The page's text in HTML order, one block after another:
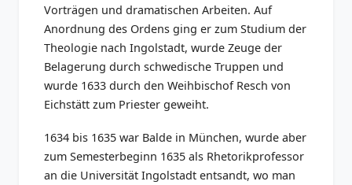
Vorträgen und dramatischen Arbeiten. Auf
Anordnung des Ordens ging er zum Studium der
Theologie nach Ingolstadt, wurde Zeuge der
Belagerung durch schwedische Truppen und
wurde 1633 durch den Weihbischof Resch von
Eichstätt zum Priester geweiht.
1634 bis 1635 war Balde in München, wurde aber
zum Semesterbeginn 1635 als Rhetorikprofessor
an die Universität Ingolstadt entsandt, wo man